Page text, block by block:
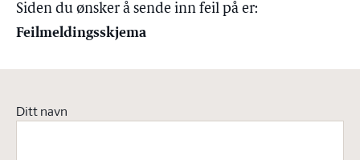
Siden du ønsker å sende inn feil på er:
Feilmeldingsskjema
Ditt navn